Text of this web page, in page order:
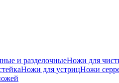
и разделочныеНожи для
Ножи для устрицНожи